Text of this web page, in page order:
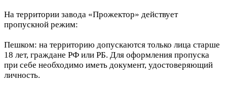
На территории завода «Прожектор» действует
пропускной режим:
Пешком: на территорию допускаются только лица старше
18 лет, граждане РФ или РБ. Для оформления пропуска
при себе необходимо иметь документ, удостоверяющий
личность.